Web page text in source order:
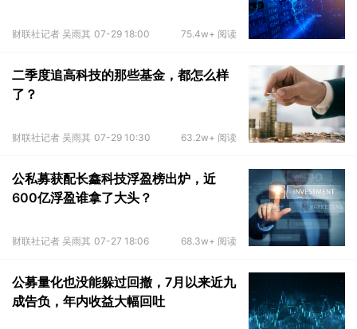
财联社记者 吴雨其 07-29 18:00 75.4w+ 阅读
二季度追高科技的那些基金，都怎么样
了？
财联社记者 吴雨其 07-29 10:30 63.2w+ 阅读
公私募获配长鑫科技浮盈榜出炉，近
600亿浮盈谁拿了大头？
财联社记者 吴雨其 07-27 18:06 68.3w+ 阅读
公募量化也没能躲过回撤，7月以来近九
成告负，年内收益大幅回吐